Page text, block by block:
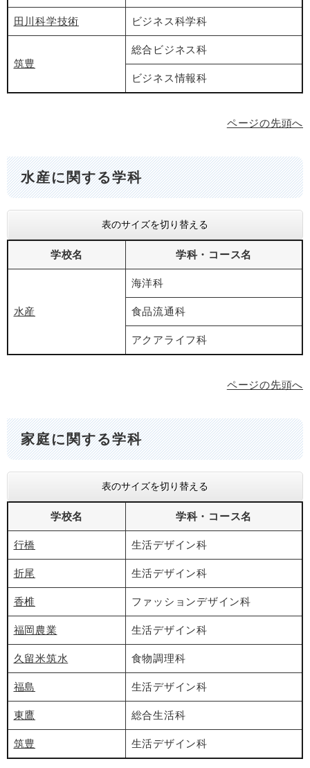
田川科学技術 ビジネス科学科
筑豊
総合ビジネス科
ビジネス情報科
ページの先頭へ
水産に関する学科
表のサイズを切り替える
学校名 学科・コース名
水産
海洋科
食品流通科
アクアライフ科
ページの先頭へ
家庭に関する学科
表のサイズを切り替える
学校名 学科・コース名
行橋 生活デザイン科
折尾 生活デザイン科
香椎 ファッションデザイン科
福岡農業 生活デザイン科
久留米筑水 食物調理科
福島 生活デザイン科
東鷹 総合生活科
筑豊 生活デザイン科